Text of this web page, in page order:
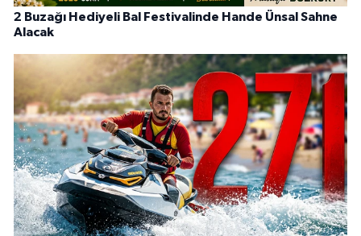
2 Buzağı Hediyeli Bal Festivalinde Hande Ünsal Sahne
Alacak